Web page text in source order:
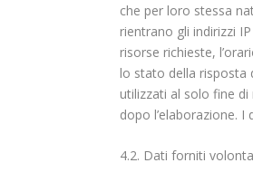
che per loro stessa
rientrano gli indirizzi
risorse richieste,
lo stato della risposta
utilizzati al solo fine
dopo l’elaborazione.
4.2. Dati forniti